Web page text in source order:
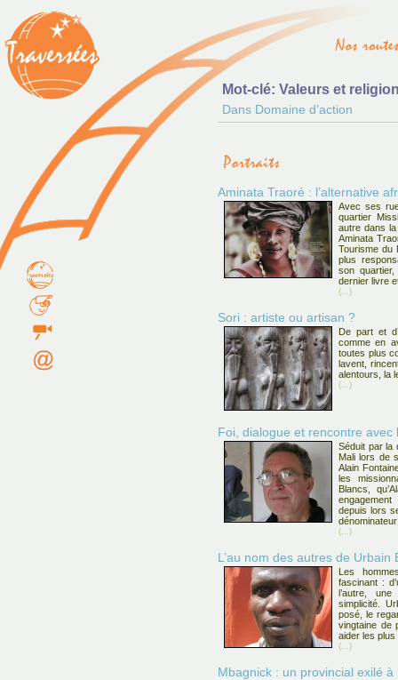
Mot-clé: Valeurs et
Dans Domaine d’action
Aminata Traoré : l’alternative
Avec ses
quartier
autre dans
Aminata
Tourisme du
plus
son
dernier livre
(...)
Sori : artiste ou artisan ?
De part et
comme en
toutes plus
lavent,
alentours, la
(...)
Foi, dialogue et rencontre
Séduit par la
Mali lors de
Alain
les
Blancs,
depuis lors
(...)
L’au nom des autres de Urbain
Les
fascinant :
l’autre,
simplicité.
posé, le
vingtaine de
aider les plus
(...)
Mbagnick : un provincial exilé à